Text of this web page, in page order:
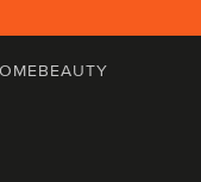
BEAUTY